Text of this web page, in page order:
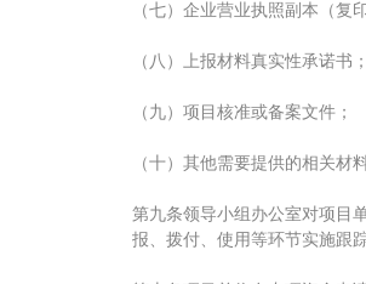
（七）企业营业执照副本（
（八）上报材料真实性承诺书
（九）项目核准或备案文件；
（十）其他需要提供的相关材
第九条领导小组办公室对项目
报、拨付、使用等环节实施跟